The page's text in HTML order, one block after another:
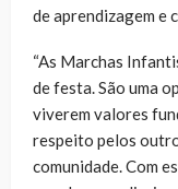
de aprendizagem e
“As Marchas
de festa. São uma
viverem valores
respeito pelos
comunidade. Com